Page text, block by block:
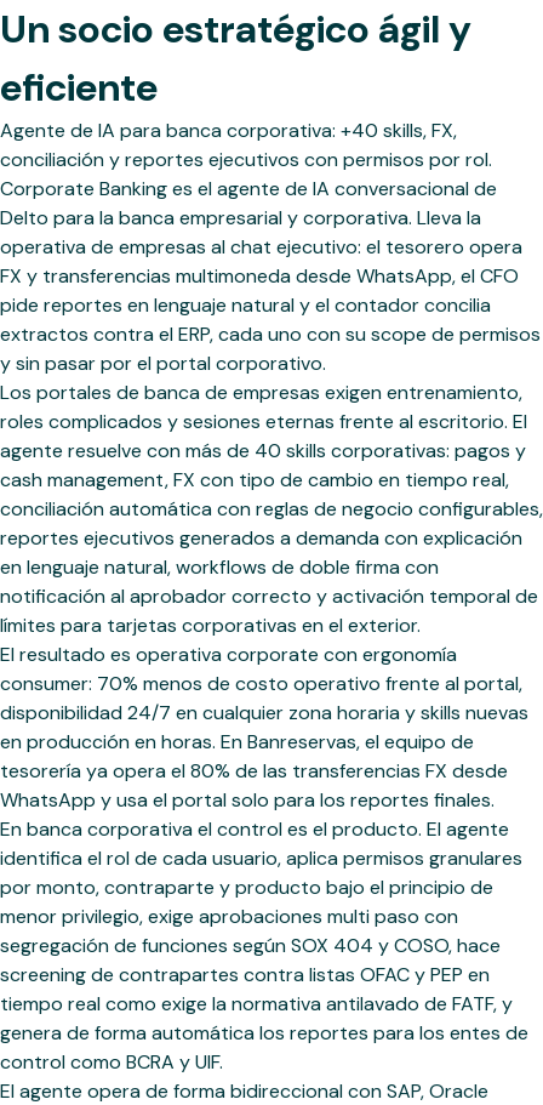
Un socio estratégico ágil y
eficiente
Agente de IA para banca corporativa: +40 skills, FX,
conciliación y reportes ejecutivos con permisos por rol.
Corporate Banking es el agente de IA conversacional de
Delto para la banca empresarial y corporativa. Lleva la
operativa de empresas al chat ejecutivo: el tesorero opera
FX y transferencias multimoneda desde WhatsApp, el CFO
pide reportes en lenguaje natural y el contador concilia
extractos contra el ERP, cada uno con su scope de permisos
y sin pasar por el portal corporativo.
Los portales de banca de empresas exigen entrenamiento,
roles complicados y sesiones eternas frente al escritorio. El
agente resuelve con más de 40 skills corporativas: pagos y
cash management, FX con tipo de cambio en tiempo real,
conciliación automática con reglas de negocio configurables,
reportes ejecutivos generados a demanda con explicación
en lenguaje natural, workflows de doble firma con
notificación al aprobador correcto y activación temporal de
límites para tarjetas corporativas en el exterior.
El resultado es operativa corporate con ergonomía
consumer: 70% menos de costo operativo frente al portal,
disponibilidad 24/7 en cualquier zona horaria y skills nuevas
en producción en horas. En Banreservas, el equipo de
tesorería ya opera el 80% de las transferencias FX desde
WhatsApp y usa el portal solo para los reportes finales.
En banca corporativa el control es el producto. El agente
identifica el rol de cada usuario, aplica permisos granulares
por monto, contraparte y producto bajo el principio de
menor privilegio, exige aprobaciones multi paso con
segregación de funciones según SOX 404 y COSO, hace
screening de contrapartes contra listas OFAC y PEP en
tiempo real como exige la normativa antilavado de FATF, y
genera de forma automática los reportes para los entes de
control como BCRA y UIF.
El agente opera de forma bidireccional con SAP, Oracle